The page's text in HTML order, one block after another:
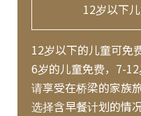
12岁以下
12岁以下的儿童可免
6岁的儿童免费，7-12
请享受在桥梁的家族
选择含早餐计划的情